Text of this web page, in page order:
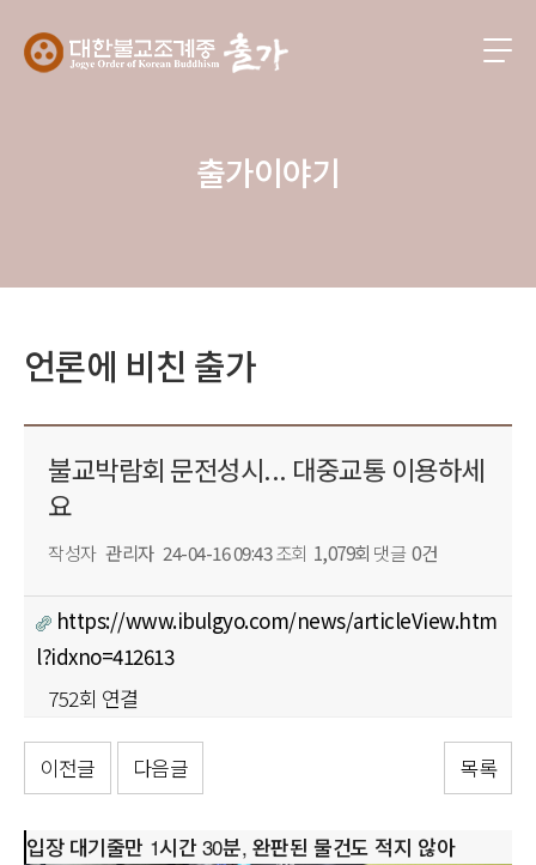
출가이야기
언론에 비친 출가
불교박람회 문전성시... 대중교통 이용하세
요
작성자 관리자 24-04-16 09:43조회 1,079회 댓글 0건
https://www.ibulgyo.com/news/articleView.htm
l?idxno=412613
752회 연결
이전글 다음글 목록
본문
입장 대기줄만 1시간 30분, 완판된 물건도 적지 않아